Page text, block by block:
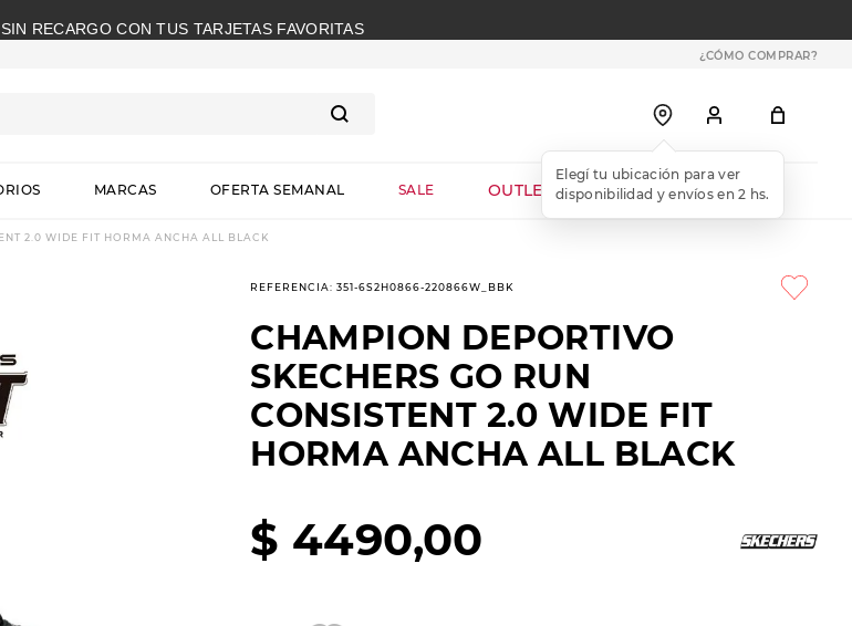
RECARGO CON TUS TARJETAS FAVORITAS
¿CÓMO COMPRAR?
MARCAS OFERTA SEMANAL SALE OUTLET WEB
2.0 WIDE FIT HORMA ANCHA ALL BLACK
REFERENCIA:351-6S2H0866-220866W_BBK
CHAMPION DEPORTIVO
SKECHERS GO RUN
CONSISTENT 2.0 WIDE FIT
HORMA ANCHA ALL BLACK
$ 4490,00